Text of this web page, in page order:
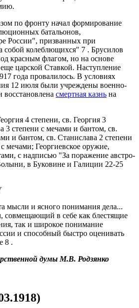
по фронту начал формирование
батальонов,
России", призванных при
собой колеблющихся" 7 . Брусилов
красным флагом, но на основе
царской Ставкой. Наступление
года провалилось. В условиях
12 июля были учреждены военно-
смертная казнь на
4 степени, св. Георгия 3
3 степени с мечами и бантом, св.
и бантом, св. Станислава 2 степени
мечами; Георгиевское оружие,
с надписью "За поражение австро-
в Буковине и Галиции 22-25
мысли и ясного понимания дела...
совмещающий в себе как блестящие
так и широкое понимание
и способный быстро оценивать
8 .
думы М.В. Родзянко